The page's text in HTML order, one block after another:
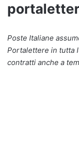
Poste Italiane
Portalettere in tutta
contratti anche a